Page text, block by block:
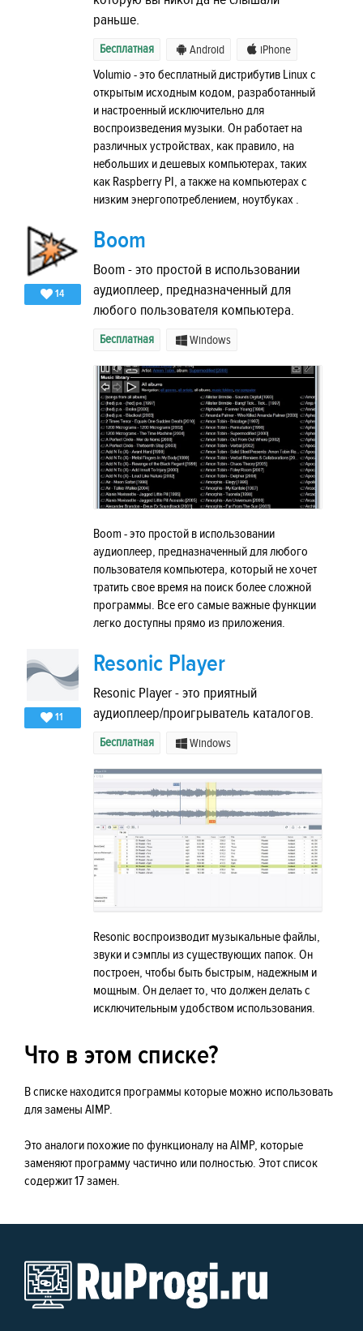
раньше.
Бесплатная Android iPhone
Volumio - это бесплатный дистрибутив Linux с
открытым исходным кодом, разработанный
и настроенный исключительно для
воспроизведения музыки. Он работает на
различных устройствах, как правило, на
небольших и дешевых компьютерах, таких
как Raspberry PI, а также на компьютерах с
низким энергопотреблением, ноутбуках .
14
Boom
Boom - это простой в использовании
аудиоплеер, предназначенный для
любого пользователя компьютера.
Бесплатная Windows
Boom - это простой в использовании
аудиоплеер, предназначенный для любого
пользователя компьютера, который не хочет
тратить свое время на поиск более сложной
программы. Все его самые важные функции
легко доступны прямо из приложения.
11
Resonic Player
Resonic Player - это приятный
аудиоплеер/проигрыватель каталогов.
Бесплатная Windows
Resonic воспроизводит музыкальные файлы,
звуки и сэмплы из существующих папок. Он
построен, чтобы быть быстрым, надежным и
мощным. Он делает то, что должен делать с
исключительным удобством использования.
Что в этом списке?
В списке находится программы которые можно использовать
для замены AIMP.
Это аналоги похожие по функционалу на AIMP, которые
заменяют программу частично или полностью. Этот список
содержит 17 замен.